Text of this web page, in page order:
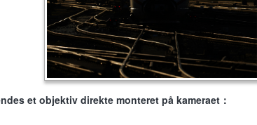
et objektiv direkte monteret på kameraet：